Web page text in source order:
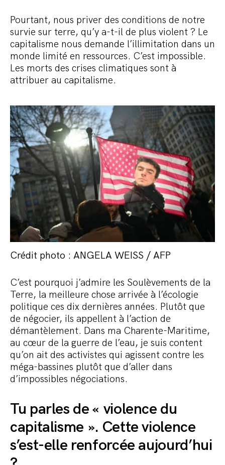
Pourtant, nous priver des conditions de notre
survie sur terre, qu’y a-t-il de plus violent ? Le
capitalisme nous demande l’illimitation dans un
monde limité en ressources. C’est impossible.
Les morts des crises climatiques sont à
attribuer au capitalisme.
Crédit photo : ANGELA WEISS / AFP
C’est pourquoi j’admire les Soulèvements de la
Terre, la meilleure chose arrivée à l’écologie
politique ces dix dernières années. Plutôt que
de négocier, ils appellent à l’action de
démantèlement. Dans ma Charente-Maritime,
au cœur de la guerre de l’eau, je suis content
qu’on ait des activistes qui agissent contre les
méga-bassines plutôt que d’aller dans
d’impossibles négociations.
Tu parles de « violence du
capitalisme ». Cette violence
s’est-elle renforcée aujourd’hui